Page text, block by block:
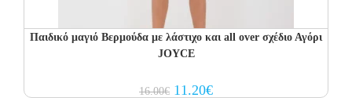
Παιδικό μαγιό Βερμούδα με λάστιχο και all over σχέδιο Αγόρι
JOYCE
16.00€ Original
price
11.20€Current
price